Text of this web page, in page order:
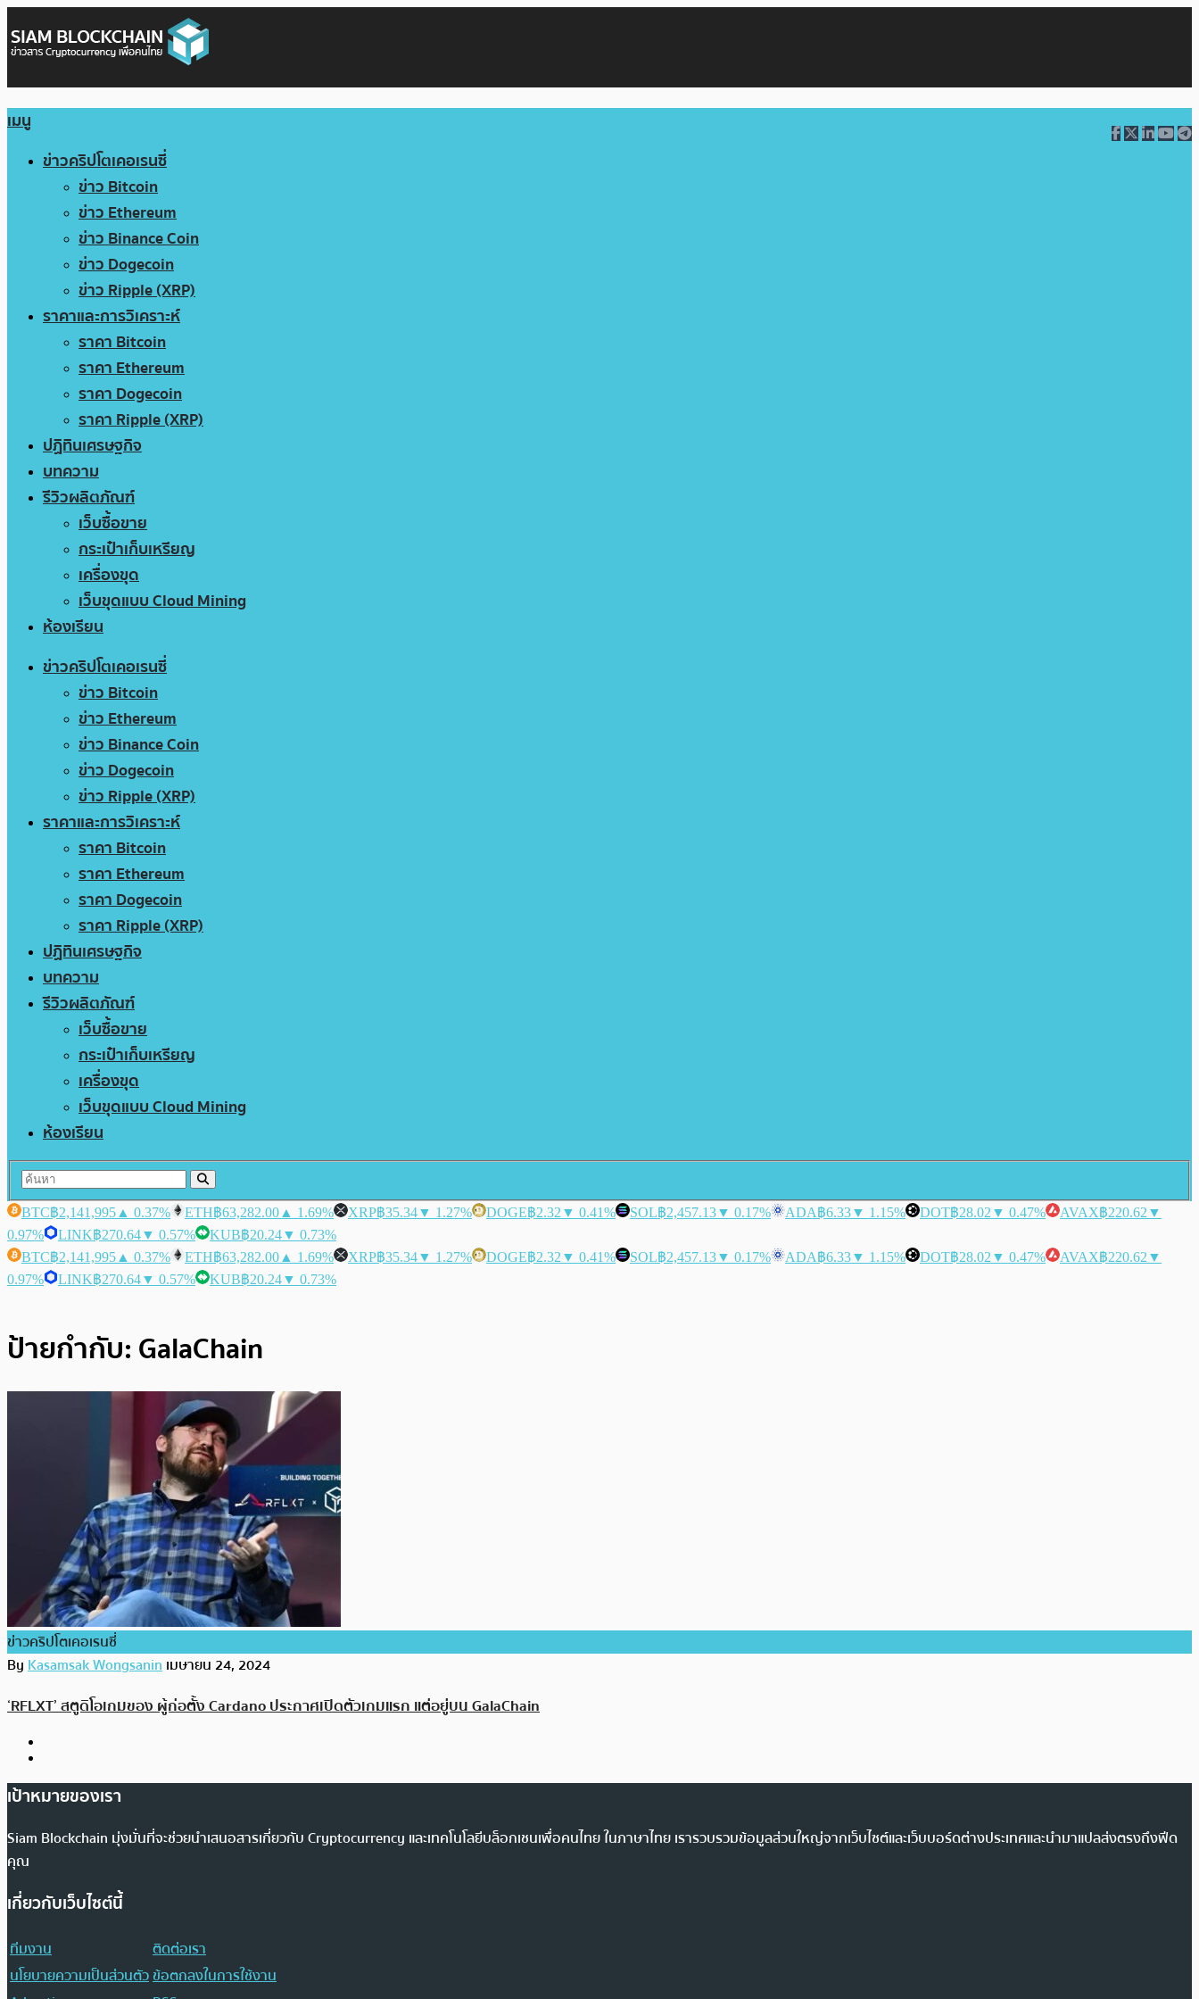
เมนู
ข่าวคริปโตเคอเรนซี่
ข่าว Bitcoin
ข่าว Ethereum
ข่าว Binance Coin
ข่าว Dogecoin
ข่าว Ripple (XRP)
ราคาและการวิเคราะห์
ราคา Bitcoin
ราคา Ethereum
ราคา Dogecoin
ราคา Ripple (XRP)
ปฏิทินเศรษฐกิจ
บทความ
รีวิวผลิตภัณฑ์
เว็บซื้อขาย
กระเป๋าเก็บเหรียญ
เครื่องขุด
เว็บขุดแบบ Cloud Mining
ห้องเรียน
ข่าวคริปโตเคอเรนซี่
ข่าว Bitcoin
ข่าว Ethereum
ข่าว Binance Coin
ข่าว Dogecoin
ข่าว Ripple (XRP)
ราคาและการวิเคราะห์
ราคา Bitcoin
ราคา Ethereum
ราคา Dogecoin
ราคา Ripple (XRP)
ปฏิทินเศรษฐกิจ
บทความ
รีวิวผลิตภัณฑ์
เว็บซื้อขาย
กระเป๋าเก็บเหรียญ
เครื่องขุด
เว็บขุดแบบ Cloud Mining
ห้องเรียน
BTC฿2,141,995 ▲ 0.37% ETH฿63,282.00 ▲ 1.69% XRP฿35.34▼ 1.27% DOGE฿2.32 ▼ 0.41% SOL฿2,457.13▼ 0.17% ADA฿6.33▼ 1.15% DOT฿28.02 ▼ 0.47% AVAX฿220.62 ▼
0.97%
LINK฿270.64▼ 0.57% KUB฿20.24▼ 0.73%
BTC฿2,141,995 ▲ 0.37% ETH฿63,282.00 ▲ 1.69% XRP฿35.34▼ 1.27% DOGE฿2.32 ▼ 0.41% SOL฿2,457.13▼ 0.17% ADA฿6.33▼ 1.15% DOT฿28.02 ▼ 0.47% AVAX฿220.62 ▼
0.97%
LINK฿270.64▼ 0.57% KUB฿20.24▼ 0.73%
ป้ายกำกับ: GalaChain
ข่าวคริปโตเคอเรนซี่
ByKasamsak Wongsaninเมษายน 24, 2024
‘RFLXT’ สตูดิโอเกมของ ผู้ก่อตั้ง Cardano ประกาศเปิดตัวเกมแรก แต่อยู่บน GalaChain
เป้าหมายของเรา
Siam Blockchain มุ่งมั่นที่จะช่วยนำเสนอสารเกี่ยวกับ Cryptocurrency และเทคโนโลยีบล็อกเชนเพื่อคนไทย ในภาษาไทย เรารวบรวมข้อมูลส่วนใหญ่จากเว็บไซต์และเว็บบอร์ดต่างประเทศและนำมาแปลส่งตรงถึงฟีด
คุณ
เกี่ยวกับเว็บไซต์นี้
ทีมงาน
ติดต่อเรา
นโยบายความเป็นส่วนตัวข้อตกลงในการใช้งาน